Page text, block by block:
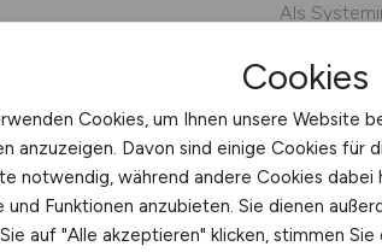
Als
vernetzte
Hensoldt
vor 6
Cookies
Cookies, um Ihnen unsere Website
anzuzeigen. Davon sind einige Cookies für
notwendig, während andere Cookies dabei
und Funktionen anzubieten. Sie dienen
auf "Alle akzeptieren" klicken, stimmen